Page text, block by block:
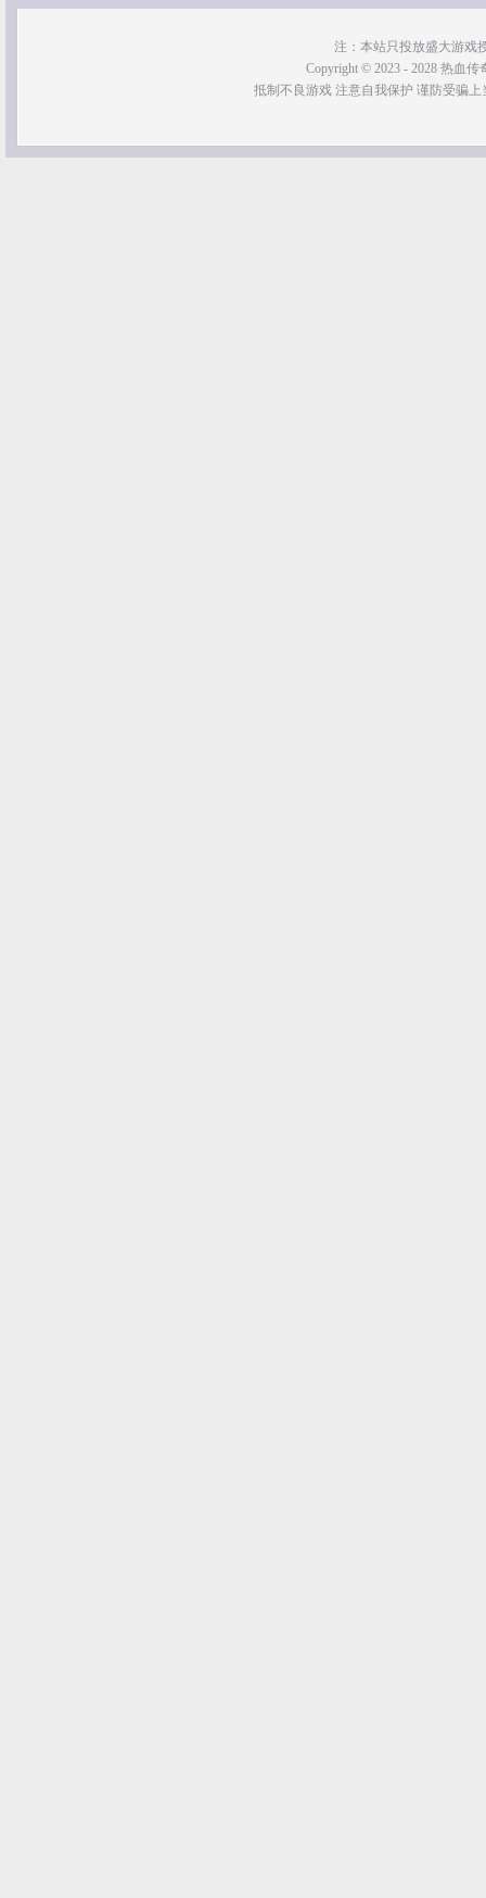
注：本站只投放盛大游戏
Copyright © 2023 - 2028 热血传
抵制不良游戏 注意自我保护 谨防受骗